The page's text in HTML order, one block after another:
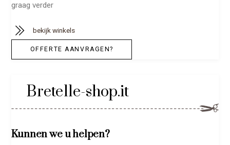
graag verder
bekijk winkels
OFFERTE AANVRAGEN?
Bretelle-shop.it
Kunnen we u helpen?